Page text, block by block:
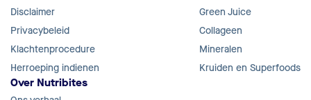
Disclaimer
Privacybeleid
Klachtenprocedure
Herroeping indienen
Green Juice
Collageen
Mineralen
Kruiden en Superfoods
Over Nutribites